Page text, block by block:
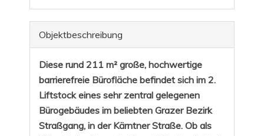
Objekt­beschreibung
Diese rund 211 m² große, hochwertige
barrierefreie Bürofläche befindet sich im 2.
Liftstock eines sehr zentral gelegenen
Bürogebäudes im beliebten Grazer Bezirk
Straßgang, in der Kärntner Straße. Ob als